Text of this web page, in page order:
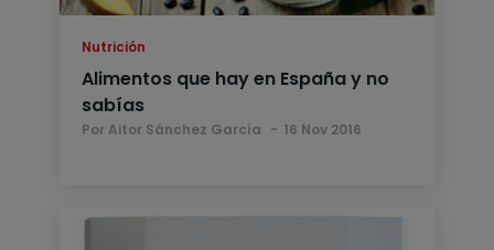
Nutrición
Alimentos que hay en España y no
sabías
Por Aitor Sánchez García 16 Nov 2016